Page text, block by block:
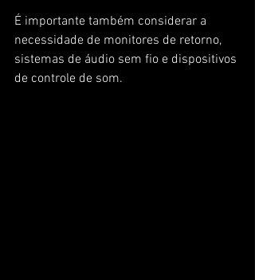
É importante também considerar a
necessidade de monitores de retorno,
sistemas de áudio sem fio e dispositivos
de controle de som.